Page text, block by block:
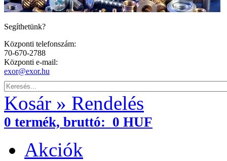
Segíthetünk?
Központi telefonszám:
70-670-2788
Központi e-mail:
exor@exor.hu
Kosár » Rendelés
0 termék, bruttó: 0 HUF
Akciók